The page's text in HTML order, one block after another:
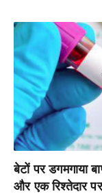
बेटों पर डगमगाया
और एक रिश्तेदार